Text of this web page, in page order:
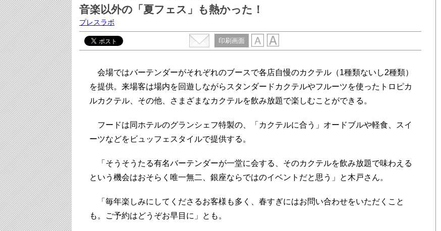
音楽以外の「夏フェス」も熱かった！
プレスラボ
印刷画面
会場ではバーテンダーがそれぞれのブースで各店自慢のカクテル（1種類ないし2種類）
を提供。来場客は場内を回遊しながらスタンダードカクテルやフルーツを使ったトロピカ
ルカクテル、その他、さまざまなカクテルを飲み放題で楽しむことができる。
フードは同ホテルのグランシェフ特製の、「カクテルに合う」オードブルや軽食、スイ
ーツなどをビュッフェスタイルで提供する。
「そうそうたる有名バーテンダーが一堂に会する、そのカクテルを飲み放題で味わえる
という機会はおそらく唯一無二、銀座ならではのイベントだと思う」と木戸さん。
「毎年楽しみにしてくださるお客様も多く、春すぎにはお問い合わせをいただくこと
も。ご予約はどうぞお早目に」とも。